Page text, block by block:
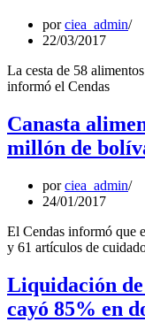
porciea_admin
22/03/2017
La cesta de 58
informó el Cendas
Canasta
millón de
porciea_admin
24/01/2017
El Cendas informó que
y 61 artículos de
Liquidación
cayó 85% en